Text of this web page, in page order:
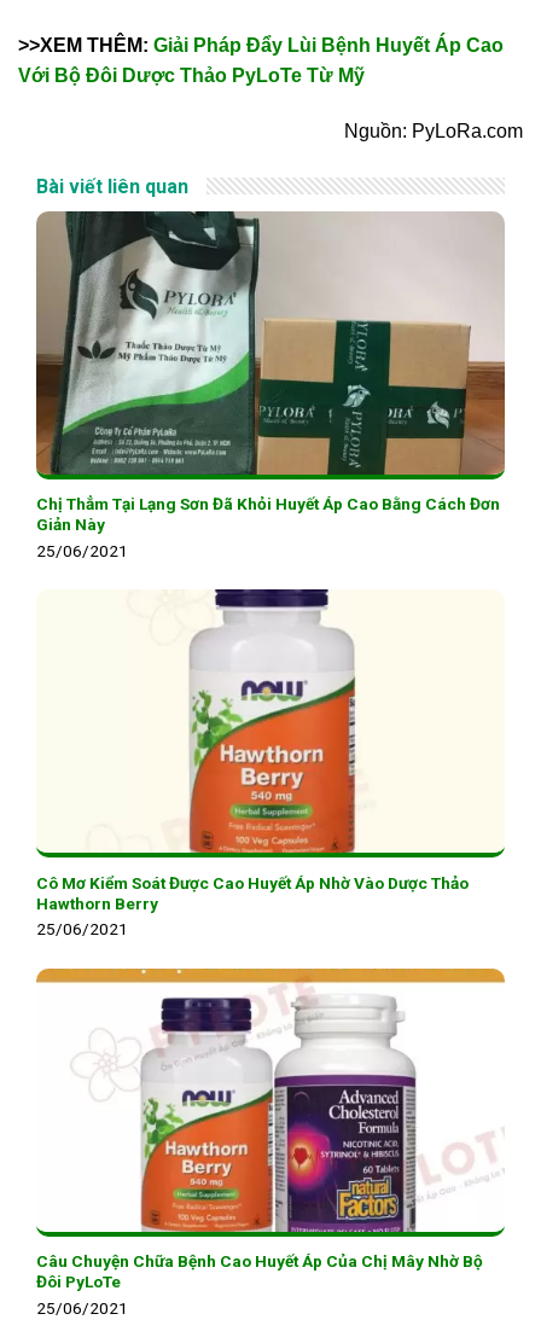
>>XEM THÊM: Giải Pháp Đẩy Lùi Bệnh Huyết Áp Cao
Với Bộ Đôi Dược Thảo PyLoTe Từ Mỹ
Nguồn: PyLoRa.com
Bài viết liên quan
Chị Thẳm Tại Lạng Sơn Đã Khỏi Huyết Áp Cao Bằng Cách Đơn
Giản Này
25/06/2021
Cô Mơ Kiểm Soát Được Cao Huyết Áp Nhờ Vào Dược Thảo
Hawthorn Berry
25/06/2021
Câu Chuyện Chữa Bệnh Cao Huyết Áp Của Chị Mây Nhờ Bộ
Đôi PyLoTe
25/06/2021